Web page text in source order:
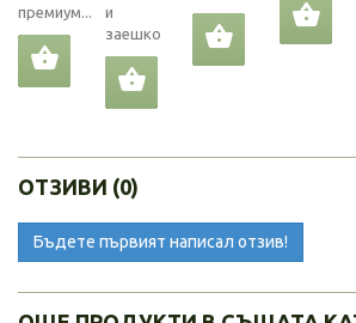
премиум...
и
заешко
ОТЗИВИ (0)
Бъдете първият написал отзив!